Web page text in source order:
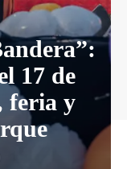
17 de
feria y